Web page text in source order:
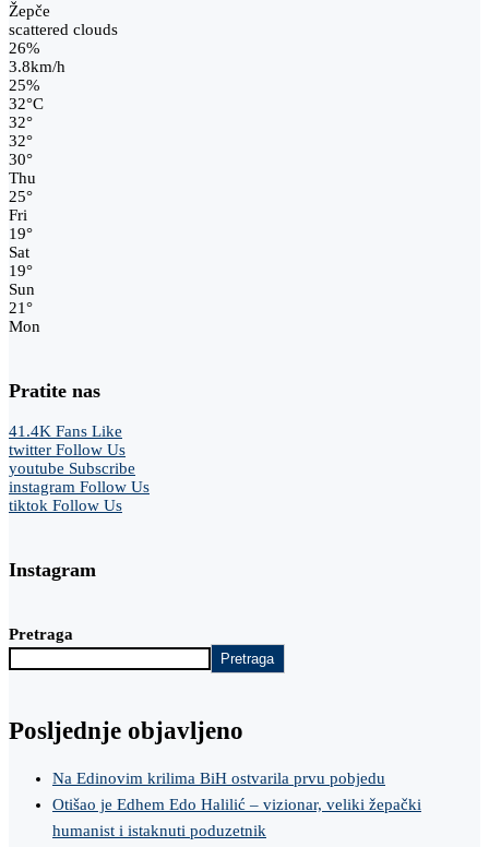
Žepče
scattered clouds
26%
3.8km/h
25%
32°C
32°
32°
30°
Thu
25°
Fri
19°
Sat
19°
Sun
21°
Mon
Pratite nas
41.4K Fans Like
twitter Follow Us
youtube Subscribe
instagram Follow Us
tiktok Follow Us
Instagram
Pretraga
Pretraga
Posljednje objavljeno
Na Edinovim krilima BiH ostvarila prvu pobjedu
Otišao je Edhem Edo Halilić – vizionar, veliki žepački
humanist i istaknuti poduzetnik